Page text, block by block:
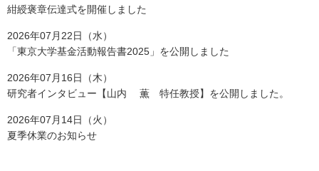
紺綬褒章伝達式を開催しました
2026年07月22日（水）
「東京大学基金活動報告書2025」を公開しました
2026年07月16日（木）
研究者インタビュー【山内 薫 特任教授】を公開しました。
2026年07月14日（火）
夏季休業のお知らせ